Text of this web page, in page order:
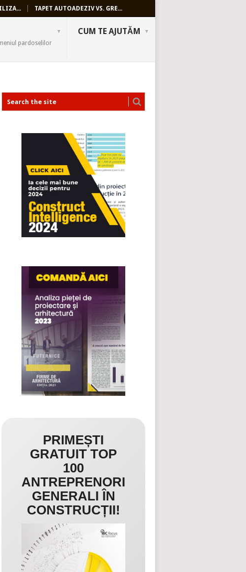
TAPET AUTOADEZIV VS. GRE...
pardoselilor
CUM TE AJUTĂM
PRIMEȘTI
GRATUIT TOP
100
ANTREPRENORI
GENERALI ÎN
CONSTRUCȚII!